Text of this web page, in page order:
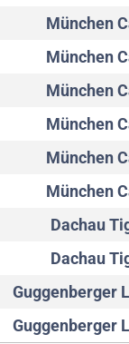
München
München
München
München
München
München
Dachau
Dachau
Guggenberger
Guggenberger